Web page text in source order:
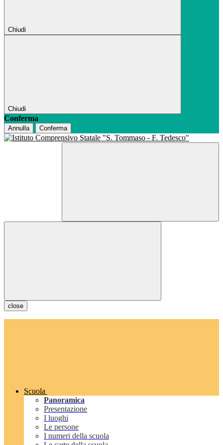
Chiudi
Chiudi
Conferma
Annulla Conferma
close
Scuola
Panoramica
Presentazione
I luoghi
Le persone
I numeri della scuola